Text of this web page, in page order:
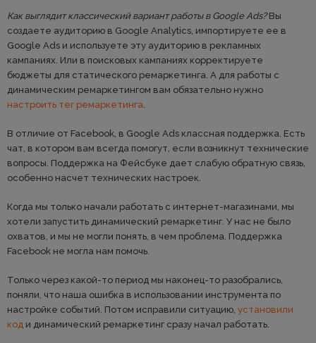
Как выглядит классический вариант работы в Google Ads?Вы
создаете аудиторию в Google Analytics, импортируете ее в
Google Ads и используете эту аудиторию в рекламных
кампаниях. Или в поисковых кампаниях корректируете
бюджеты для статического ремаркетинга. А для работы с
динамическим ремаркетингом вам обязательно нужно
настроить тег ремаркетинга
В отличие от Facebook, в Google Ads классная поддержка. Есть
чат, в котором вам всегда помогут, если возникнут технические
вопросы. Поддержка на Фейсбуке дает слабую обратную связь,
особенно насчет технических настроек.
Когда мы только начали работать с интернет-магазинами, мы
хотели запустить динамический ремаркетинг. У нас не было
охватов, и мы не могли понять, в чем проблема. Поддержка
Facebook не могла нам помочь.
Только через какой-то период мы наконец-то разобрались,
поняли, что наша ошибка в использовании инструмента по
настройке событий. Потом исправили ситуацию, установили
код и динамический ремаркетинг сразу начал работать.